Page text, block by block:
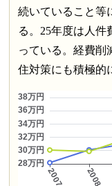
続いていること等
る。25年度は人件
っている。経費削
住対策にも積極的